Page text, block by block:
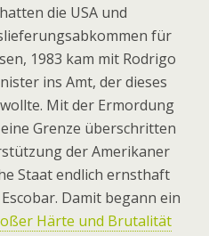
die USA und
für
1983 kam mit Rodrigo
ins Amt, der dieses
Mit der Ermordung
Grenze überschritten
der Amerikaner
Staat endlich ernsthaft
Damit begann ein
Härte und Brutalität